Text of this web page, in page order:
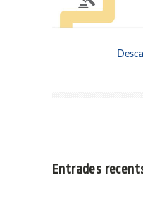
Entrades